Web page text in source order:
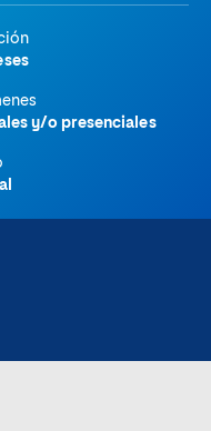
y/o presenciales